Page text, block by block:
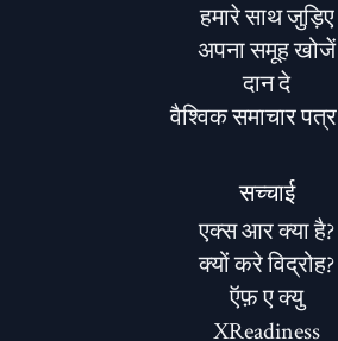
हमारे साथ जुड़िए
अपना समूह खोजें
दान दे
वैश्विक समाचार पत्र
सच्चाई
एक्स आर क्या है?
क्यों करे विद्रोह?
ऍफ़ ए क्यु
XReadiness